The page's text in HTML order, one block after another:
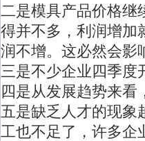
二是模具产品价格继
得并不多，利润增加
润不增。这必然会影
三是不少企业四季度
四是从发展趋势来看
五是缺乏人才的现象
工也不足了，许多企